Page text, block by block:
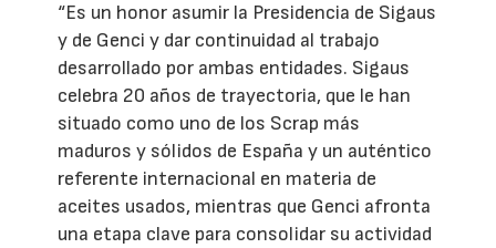
“Es un honor asumir la Presidencia de Sigaus
y de Genci y dar continuidad al trabajo
desarrollado por ambas entidades. Sigaus
celebra 20 años de trayectoria, que le han
situado como uno de los Scrap más
maduros y sólidos de España y un auténtico
referente internacional en materia de
aceites usados, mientras que Genci afronta
una etapa clave para consolidar su actividad